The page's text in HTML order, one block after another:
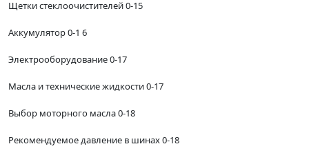
Щетки стеклоочистителей 0-15
Аккумулятор 0-1 6
Электрооборудование 0-17
Масла и технические жидкости 0-17
Выбор моторного масла 0-18
Рекомендуемое давление в шинах 0-18